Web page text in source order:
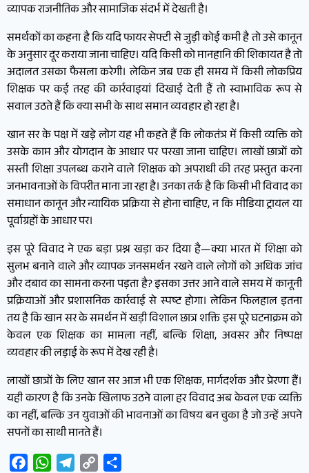
व्यापक राजनीतिक और सामाजिक संदर्भ में देखती है।
समर्थकों का कहना है कि यदि फायर सेफ्टी से जुड़ी कोई कमी है तो उसे कानून
के अनुसार दूर कराया जाना चाहिए। यदि किसी को मानहानि की शिकायत है तो
अदालत उसका फैसला करेगी। लेकिन जब एक ही समय में किसी लोकप्रिय
शिक्षक पर कई तरह की कार्रवाइयां दिखाई देती हैं तो स्वाभाविक रूप से
सवाल उठते हैं कि क्या सभी के साथ समान व्यवहार हो रहा है।
खान सर के पक्ष में खड़े लोग यह भी कहते हैं कि लोकतंत्र में किसी व्यक्ति को
उसके काम और योगदान के आधार पर परखा जाना चाहिए। लाखों छात्रों को
सस्ती शिक्षा उपलब्ध कराने वाले शिक्षक को अपराधी की तरह प्रस्तुत करना
जनभावनाओं के विपरीत माना जा रहा है। उनका तर्क है कि किसी भी विवाद का
समाधान कानून और न्यायिक प्रक्रिया से होना चाहिए, न कि मीडिया ट्रायल या
पूर्वाग्रहों के आधार पर।
इस पूरे विवाद ने एक बड़ा प्रश्न खड़ा कर दिया है—क्या भारत में शिक्षा को
सुलभ बनाने वाले और व्यापक जनसमर्थन रखने वाले लोगों को अधिक जांच
और दबाव का सामना करना पड़ता है? इसका उत्तर आने वाले समय में कानूनी
प्रक्रियाओं और प्रशासनिक कार्रवाई से स्पष्ट होगा। लेकिन फिलहाल इतना
तय है कि खान सर के समर्थन में खड़ी विशाल छात्र शक्ति इस पूरे घटनाक्रम को
केवल एक शिक्षक का मामला नहीं, बल्कि शिक्षा, अवसर और निष्पक्ष
व्यवहार की लड़ाई के रूप में देख रही है।
लाखों छात्रों के लिए खान सर आज भी एक शिक्षक, मार्गदर्शक और प्रेरणा हैं।
यही कारण है कि उनके खिलाफ उठने वाला हर विवाद अब केवल एक व्यक्ति
का नहीं, बल्कि उन युवाओं की भावनाओं का विषय बन चुका है जो उन्हें अपने
सपनों का साथी मानते हैं।
FacebookWhatsAppTelegram
Copy